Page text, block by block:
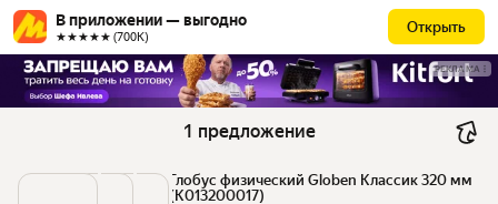
В приложении — выгодно
★★★★★ (700К)
Открыть
РЕКЛАМА
1 предложение
Глобус физический Globen Классик 320 мм
(К013200017)